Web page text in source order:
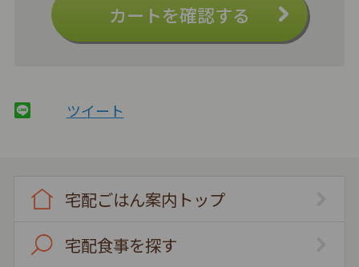
カートを確認する
ツイート
宅配ごはん案内トップ
宅配食事を探す